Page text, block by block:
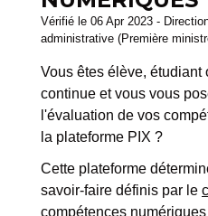
Vérifié le 06 Apr 2023 -
administrative (Première
Vous êtes élève, étudiant
continue et vous vous
l'évaluation de vos
la plateforme PIX ?
Cette plateforme
savoir-faire définis par le
compétences